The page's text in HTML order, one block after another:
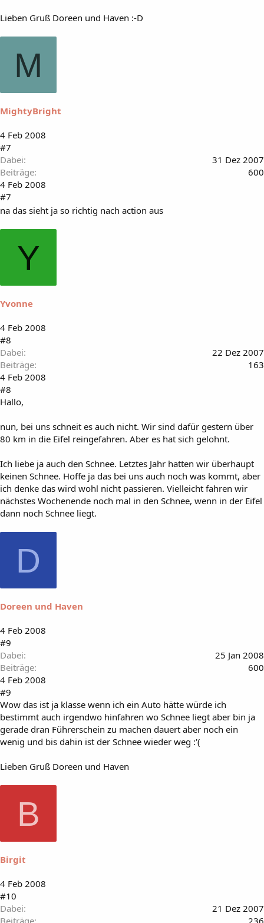
Lieben Gruß Doreen und Haven :-D
M
MightyBright
4 Feb 2008
#7
Dabei
31 Dez 2007
Beiträge
600
4 Feb 2008
#7
na das sieht ja so richtig nach action aus
Y
Yvonne
4 Feb 2008
#8
Dabei
22 Dez 2007
Beiträge
163
4 Feb 2008
#8
Hallo,
nun, bei uns schneit es auch nicht. Wir sind dafür gestern über
80 km in die Eifel reingefahren. Aber es hat sich gelohnt.
Ich liebe ja auch den Schnee. Letztes Jahr hatten wir überhaupt
keinen Schnee. Hoffe ja das bei uns auch noch was kommt, aber
ich denke das wird wohl nicht passieren. Vielleicht fahren wir
nächstes Wochenende noch mal in den Schnee, wenn in der Eifel
dann noch Schnee liegt.
D
Doreen und Haven
4 Feb 2008
#9
Dabei
25 Jan 2008
Beiträge
600
4 Feb 2008
#9
Wow das ist ja klasse wenn ich ein Auto hätte würde ich
bestimmt auch irgendwo hinfahren wo Schnee liegt aber bin ja
gerade dran Führerschein zu machen dauert aber noch ein
wenig und bis dahin ist der Schnee wieder weg :'(
Lieben Gruß Doreen und Haven
B
Birgit
4 Feb 2008
#10
Dabei
21 Dez 2007
Beiträge
236